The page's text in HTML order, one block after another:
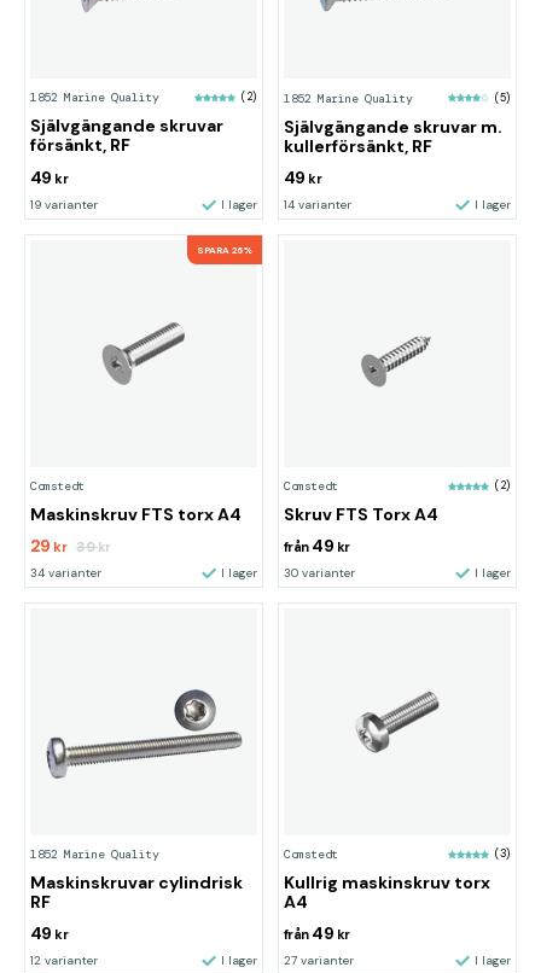
1852 Marine Quality (2)
Självgängande skruvar
försänkt, RF
49 kr
19 varianter I lager
1852 Marine Quality (5)
Självgängande skruvar m.
kullerförsänkt, RF
49 kr
14 varianter I lager
SPARA 26%
Comstedt
Maskinskruv FTS torx A4
29 kr 39kr
34 varianter I lager
Comstedt (2)
Skruv FTS Torx A4
från 49 kr
30 varianter I lager
1852 Marine Quality
Maskinskruvar cylindrisk
RF
49 kr
12 varianter I lager
Comstedt (3)
Kullrig maskinskruv torx
A4
från 49 kr
27 varianter I lager